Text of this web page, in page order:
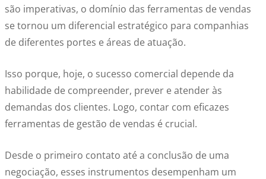
são imperativas, o domínio das ferramentas de vendas
se tornou um diferencial estratégico para companhias
de diferentes portes e áreas de atuação.
Isso porque, hoje, o sucesso comercial depende da
habilidade de compreender, prever e atender às
demandas dos clientes. Logo, contar com eficazes
ferramentas de gestão de vendas é crucial.
Desde o primeiro contato até a conclusão de uma
negociação, esses instrumentos desempenham um